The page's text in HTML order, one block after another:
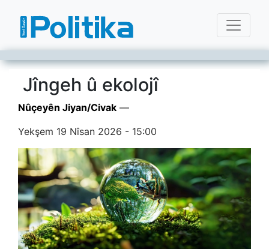
Jîngeh û ekolojî
Nûçeyên Jiyan/Civak —
Yekşem 19 Nîsan 2026 - 15:00